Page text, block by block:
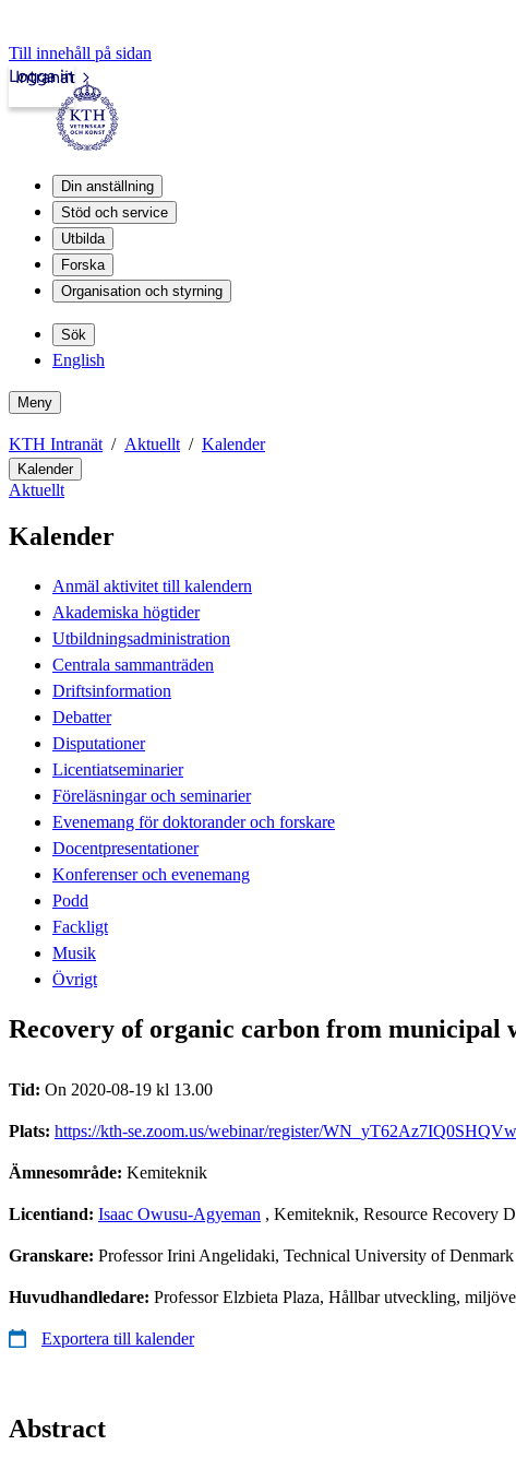
Till innehåll på sidan
Intranät
Logga in
Din anställning
Stöd och service
Utbilda
Forska
Organisation och styrning
Sök
English
Meny
KTH Intranät Aktuellt Kalender
Kalender
Aktuellt
Kalender
Anmäl aktivitet till kalendern
Akademiska högtider
Utbildningsadministration
Centrala sammanträden
Driftsinformation
Debatter
Disputationer
Licentiatseminarier
Föreläsningar och seminarier
Evenemang för doktorander och forskare
Docentpresentationer
Konferenser och evenemang
Podd
Fackligt
Musik
Övrigt
Recovery of organic carbon from municipal
Tid: On 2020-08-19 kl 13.00
Plats: https://kth-se.zoom.us/webinar/register/
Ämnesområde: Kemiteknik
Licentiand: Isaac Owusu-Agyeman , Kemiteknik, Resource Recovery
Granskare: Professor Irini Angelidaki, Technical University of Denmark
Huvudhandledare: Professor Elzbieta Plaza, Hållbar utveckling,
Exportera till kalender
Abstract